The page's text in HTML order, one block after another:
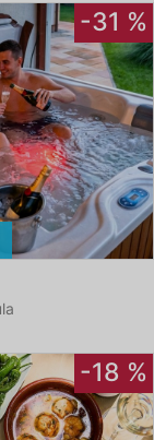
-31 %
-18 %